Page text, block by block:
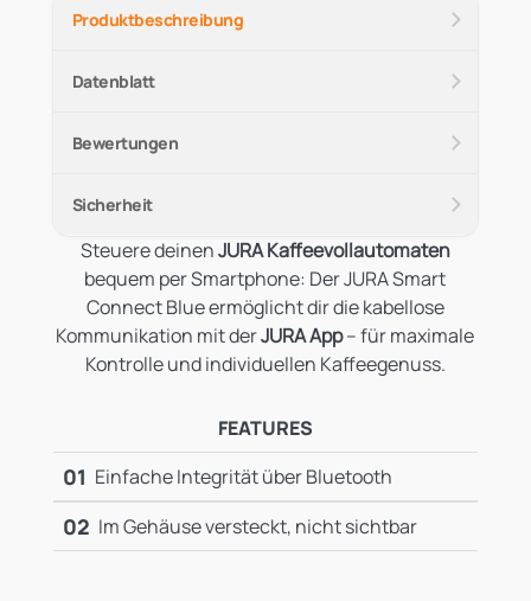
Produktbeschreibung
Datenblatt
Bewertungen
Sicherheit
Steuere deinenJURA Kaffeevollautomaten
bequem per Smartphone: Der JURA Smart
Connect Blue ermöglicht dir die kabellose
Kommunikation mit derJURA App– für maximale
Kontrolle und individuellen Kaffeegenuss.
FEATURES
01 Einfache Integrität über Bluetooth
02 Im Gehäuse versteckt, nicht sichtbar